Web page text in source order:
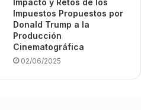
Impacto y Retos de los
Impuestos Propuestos por
Donald Trump a la
Producción
Cinematográfica
02/06/2025